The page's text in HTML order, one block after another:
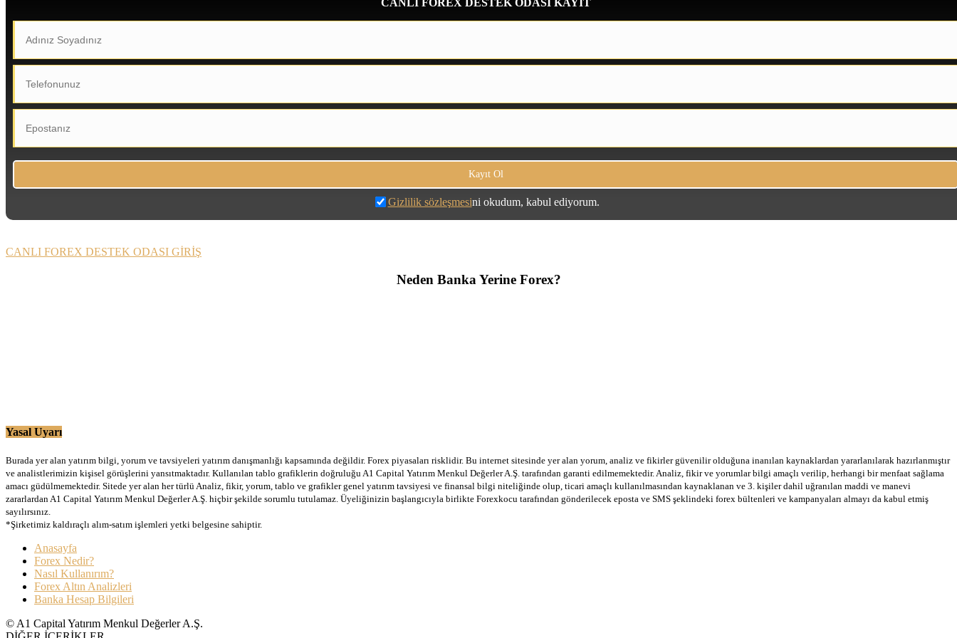
CANLI FOREX DESTEK ODASI KAYIT
Gizlilik sözleşmesini okudum, kabul ediyorum.
CANLI FOREX DESTEK ODASI GİRİŞ
Neden Banka Yerine Forex?
Yasal Uyarı
Burada yer alan yatırım bilgi, yorum ve tavsiyeleri yatırım danışmanlığı kapsamında değildir. Forex piyasaları risklidir. Bu internet sitesinde yer alan yorum, analiz ve fikirler güvenilir olduğuna inanılan kaynaklardan yararlanılarak hazırlanmıştır
ve analistlerimizin kişisel görüşlerini yansıtmaktadır. Kullanılan tablo grafiklerin doğruluğu A1 Capital Yatırım Menkul Değerler A.Ş. tarafından garanti edilmemektedir. Analiz, fikir ve yorumlar bilgi amaçlı verilip, herhangi bir menfaat sağlama
amacı güdülmemektedir. Sitede yer alan her türlü Analiz, fikir, yorum, tablo ve grafikler genel yatırım tavsiyesi ve finansal bilgi niteliğinde olup, ticari amaçlı kullanılmasından kaynaklanan ve 3. kişiler dahil uğranılan maddi ve manevi
zararlardan A1 Capital Yatırım Menkul Değerler A.Ş. hiçbir şekilde sorumlu tutulamaz. Üyeliğinizin başlangıcıyla birlikte Forexkocu tarafından gönderilecek eposta ve SMS şeklindeki forex bültenleri ve kampanyaları almayı da kabul etmiş
sayılırsınız.
*Şirketimiz kaldıraçlı alım-satım işlemleri yetki belgesine sahiptir.
Anasayfa
Forex Nedir?
Nasıl Kullanırım?
Forex Altın Analizleri
Banka Hesap Bilgileri
© A1 Capital Yatırım Menkul Değerler A.Ş.